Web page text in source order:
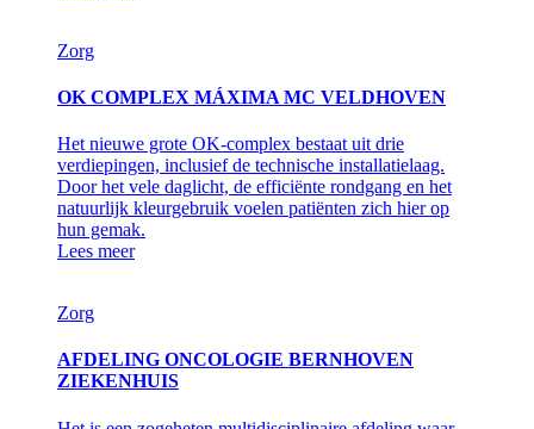
Zorg
OK COMPLEX MÁXIMA MC VELDHOVEN
Het nieuwe grote OK-complex bestaat uit drie
verdiepingen, inclusief de technische installatielaag.
Door het vele daglicht, de efficiënte rondgang en het
natuurlijk kleurgebruik voelen patiënten zich hier op
hun gemak.
Lees meer
Zorg
AFDELING ONCOLOGIE BERNHOVEN
ZIEKENHUIS